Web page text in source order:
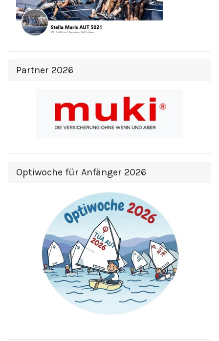
Partner 2026
Optiwoche für Anfänger 2026